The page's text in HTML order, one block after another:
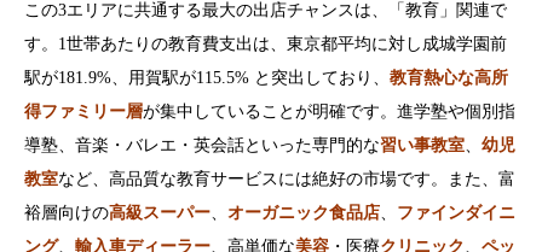
この3エリアに共通する最大の出店チャンスは、「教育」関連で
す。1世帯あたりの教育費支出は、東京都平均に対し成城学園前
駅が181.9%、用賀駅が115.5% と突出しており、 教育熱心な高所
得ファミリー層が集中していることが明確です。進学塾や個別指
導塾、音楽・バレエ・英会話といった専門的な習い事教室、 幼児
教室など、高品質な教育サービスには絶好の市場です。また、富
裕層向けの高級スーパー、 オーガニック食品店、 ファインダイニ
ング、 輸入車ディーラー、高単価な美容 ・医療クリニック 、 ペッ